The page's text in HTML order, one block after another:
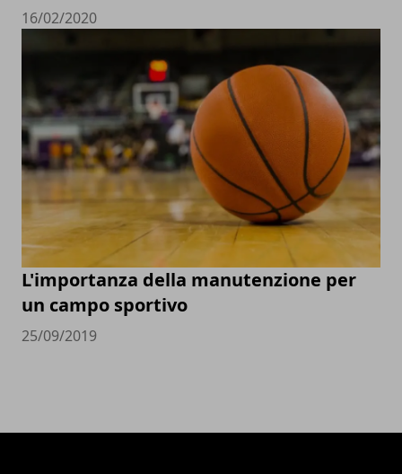
16/02/2020
L'importanza della manutenzione per
un campo sportivo
25/09/2019